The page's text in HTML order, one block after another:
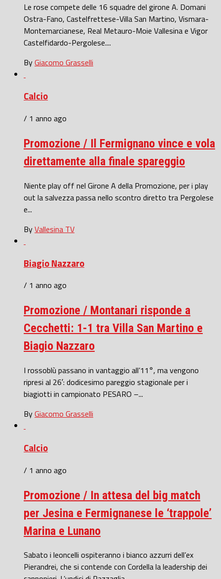
Le rose compete delle 16 squadre del girone A. Domani
Ostra-Fano, Castelfrettese-Villa San Martino, Vismara-
Montemarcianese, Real Metauro-Moie Vallesina e Vigor
Castelfidardo-Pergolese....
ByGiacomo Grasselli
Calcio
/ 1 anno ago
Promozione / Il Fermignano vince e vola
direttamente alla finale spareggio
Niente play off nel Girone A della Promozione, per i play
out la salvezza passa nello scontro diretto tra Pergolese
e...
ByVallesina TV
Biagio Nazzaro
/ 1 anno ago
Promozione / Montanari risponde a
Cecchetti: 1-1 tra Villa San Martino e
Biagio Nazzaro
I rossoblù passano in vantaggio all’11°, ma vengono
ripresi al 26′: dodicesimo pareggio stagionale per i
biagiotti in campionato PESARO –...
ByGiacomo Grasselli
Calcio
/ 1 anno ago
Promozione / In attesa del big match
per Jesina e Fermignanese le ‘trappole’
Marina e Lunano
Sabato i leoncelli ospiteranno i bianco azzurri dell’ex
Pierandrei, che si contende con Cordella la leadership dei